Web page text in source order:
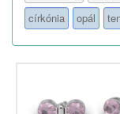
církónia
opál